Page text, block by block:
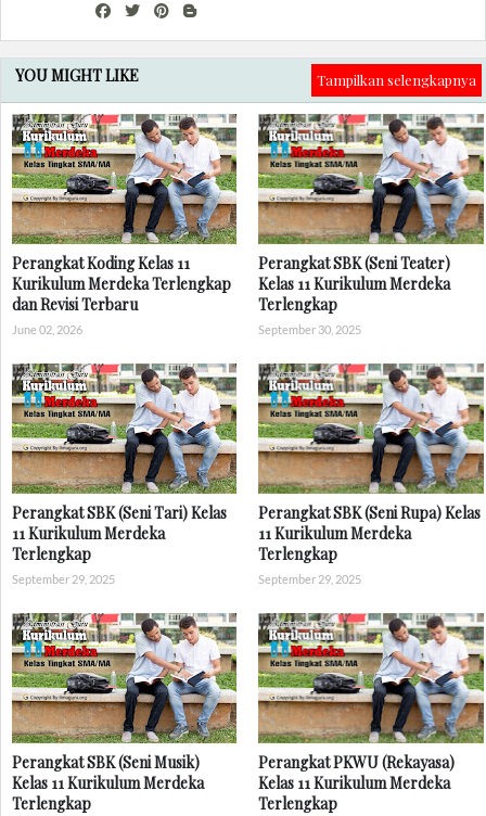
YOU MIGHT LIKE Tampilkan selengkapnya
Perangkat Koding Kelas 11
Kurikulum Merdeka Terlengkap
dan Revisi Terbaru
June 02, 2026
Perangkat SBK (Seni Teater)
Kelas 11 Kurikulum Merdeka
Terlengkap
September 30, 2025
Perangkat SBK (Seni Tari) Kelas
11 Kurikulum Merdeka
Terlengkap
September 29, 2025
Perangkat SBK (Seni Rupa) Kelas
11 Kurikulum Merdeka
Terlengkap
September 29, 2025
Perangkat SBK (Seni Musik)
Kelas 11 Kurikulum Merdeka
Terlengkap
Perangkat PKWU (Rekayasa)
Kelas 11 Kurikulum Merdeka
Terlengkap